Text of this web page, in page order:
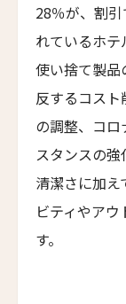
ザ・ランドマ
トラスコリゾ
Trusko Resort
スキーラ・リ
Skýra Retreat
ア・マンド
A Mandria di
28％が、割
れているホテ
使い捨て製
反するコスト
の調整、コロ
スタンスの
清潔さに加え
ビティやア
す。